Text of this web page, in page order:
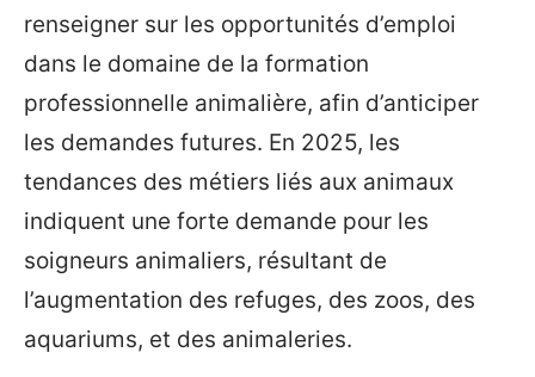
renseigner sur les opportunités d’emploi
dans le domaine de la formation
professionnelle animalière, afin d’anticiper
les demandes futures. En 2025, les
tendances des métiers liés aux animaux
indiquent une forte demande pour les
soigneurs animaliers, résultant de
l’augmentation des refuges, des zoos, des
aquariums, et des animaleries.